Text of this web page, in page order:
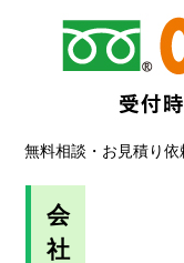
無料相談・お見積り依
会
社